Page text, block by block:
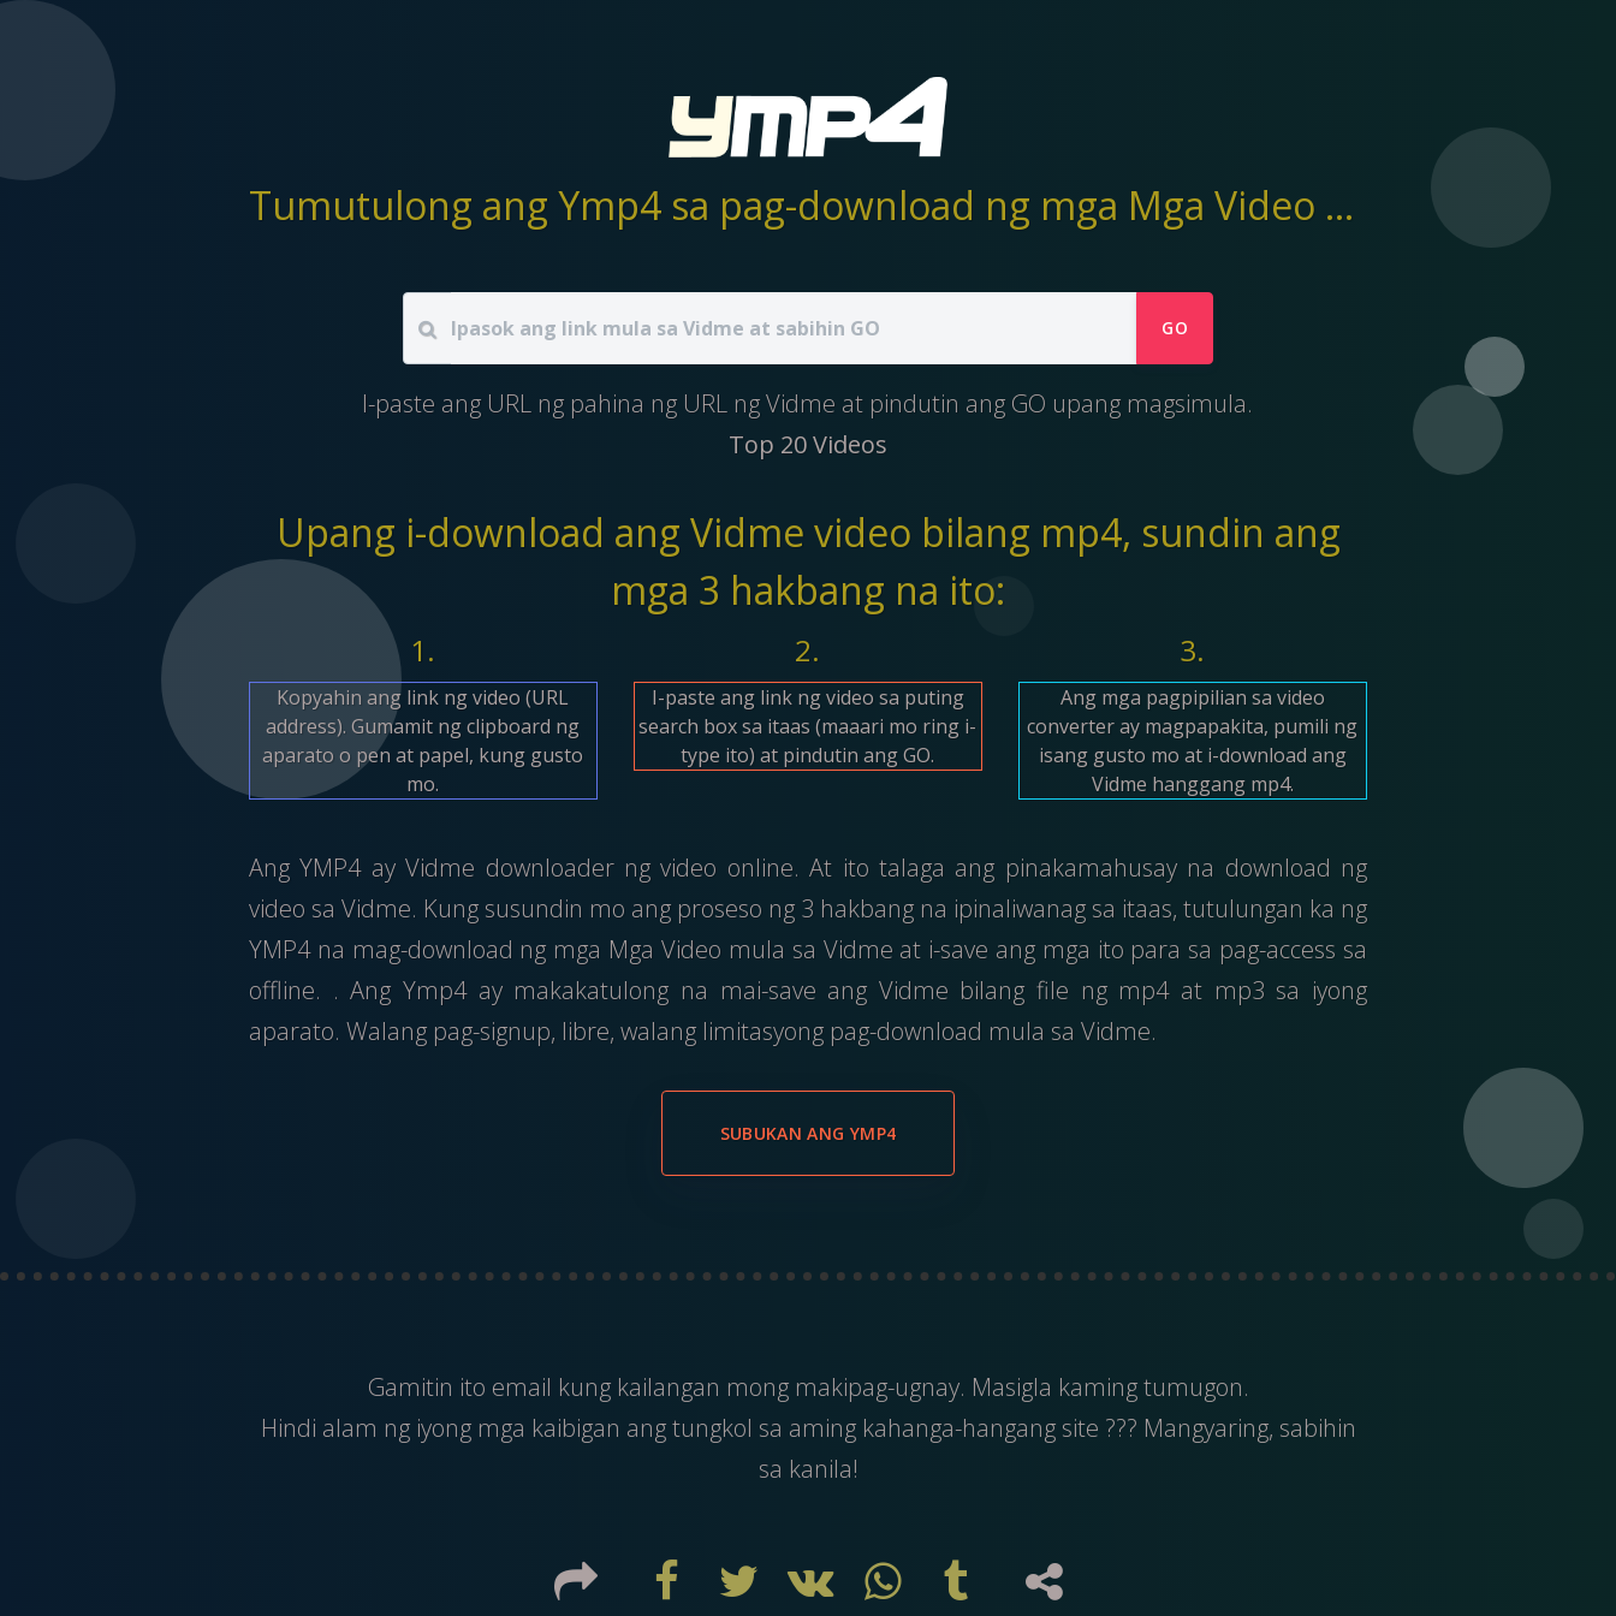
Tumutulong ang Ymp4 sa pag-download ng mga Mga Video mula sa Vidme hanggang mp4 file
GO
I-paste ang URL ng pahina ng URL ng Vidme at pindutin ang GO upang magsimula.
Top 20 Videos
Upang i-download ang Vidme video bilang mp4, sundin ang
mga 3 hakbang na ito:
1.
Kopyahin ang link ng video (URL
address). Gumamit ng clipboard ng
aparato o pen at papel, kung gusto
mo.
2.
I-paste ang link ng video sa puting
search box sa itaas (maaari mo ring i-
type ito) at pindutin ang GO.
3.
Ang mga pagpipilian sa video
converter ay magpapakita, pumili ng
isang gusto mo at i-download ang
Vidme hanggang mp4.
Ang YMP4 ay Vidme downloader ng video online. At ito talaga ang pinakamahusay na download ng
video sa Vidme. Kung susundin mo ang proseso ng 3 hakbang na ipinaliwanag sa itaas, tutulungan ka ng
YMP4 na mag-download ng mga Mga Video mula sa Vidme at i-save ang mga ito para sa pag-access sa
offline. . Ang Ymp4 ay makakatulong na mai-save ang Vidme bilang file ng mp4 at mp3 sa iyong
aparato. Walang pag-signup, libre, walang limitasyong pag-download mula sa Vidme.
SUBUKAN ANG YMP4
Gamitin ito email kung kailangan mong makipag-ugnay. Masigla kaming tumugon.
Hindi alam ng iyong mga kaibigan ang tungkol sa aming kahanga-hangang site ??? Mangyaring, sabihin
sa kanila!